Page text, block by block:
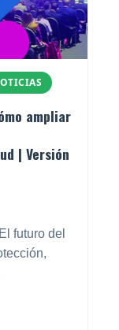
ampliar
| Versión
futuro del